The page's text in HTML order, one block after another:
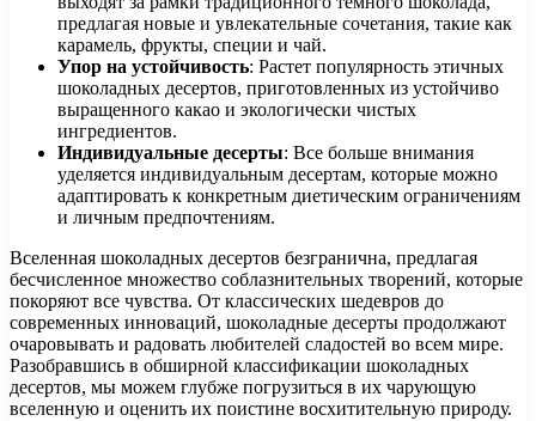
предлагая новые и увлекательные сочетания, такие как
карамель, фрукты, специи и чай.
Упор на устойчивость: Растет популярность этичных
шоколадных десертов, приготовленных из устойчиво
выращенного какао и экологически чистых
ингредиентов.
Индивидуальные десерты: Все больше внимания
уделяется индивидуальным десертам, которые можно
адаптировать к конкретным диетическим ограничениям
и личным предпочтениям.
Вселенная шоколадных десертов безгранична, предлагая
бесчисленное множество соблазнительных творений, которые
покоряют все чувства. От классических шедевров до
современных инноваций, шоколадные десерты продолжают
очаровывать и радовать любителей сладостей во всем мире.
Разобравшись в обширной классификации шоколадных
десертов, мы можем глубже погрузиться в их чарующую
вселенную и оценить их поистине восхитительную природу.